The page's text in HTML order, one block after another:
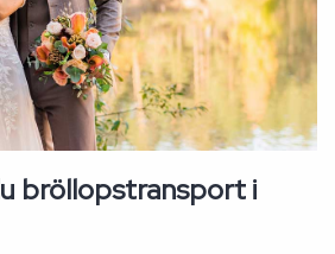
bröllopstransport i